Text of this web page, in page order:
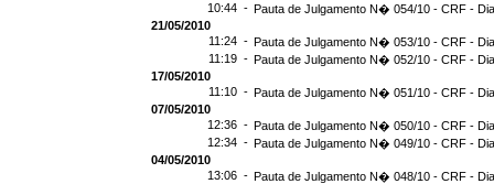
10:44 - Pauta de Julgamento N� 054/10 - CRF -
21/05/2010
11:24 - Pauta de Julgamento N� 053/10 - CRF -
11:19 - Pauta de Julgamento N� 052/10 - CRF -
17/05/2010
11:10 - Pauta de Julgamento N� 051/10 - CRF -
07/05/2010
12:36 - Pauta de Julgamento N� 050/10 - CRF -
12:34 - Pauta de Julgamento N� 049/10 - CRF -
04/05/2010
13:06 - Pauta de Julgamento N� 048/10 - CRF -